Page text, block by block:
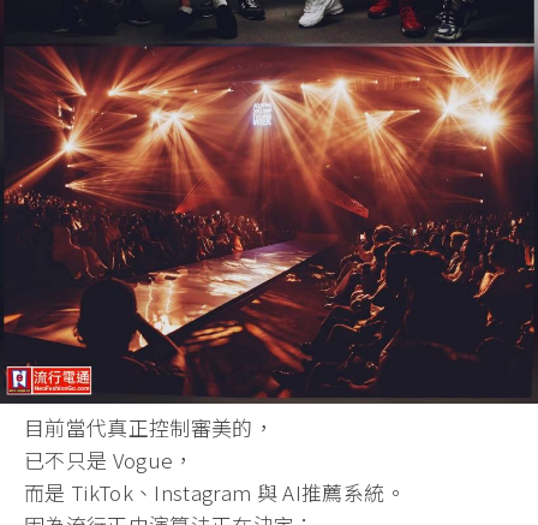
目前當代真正控制審美的，
已不只是 Vogue，
而是 TikTok、Instagram 與 AI推薦系統。